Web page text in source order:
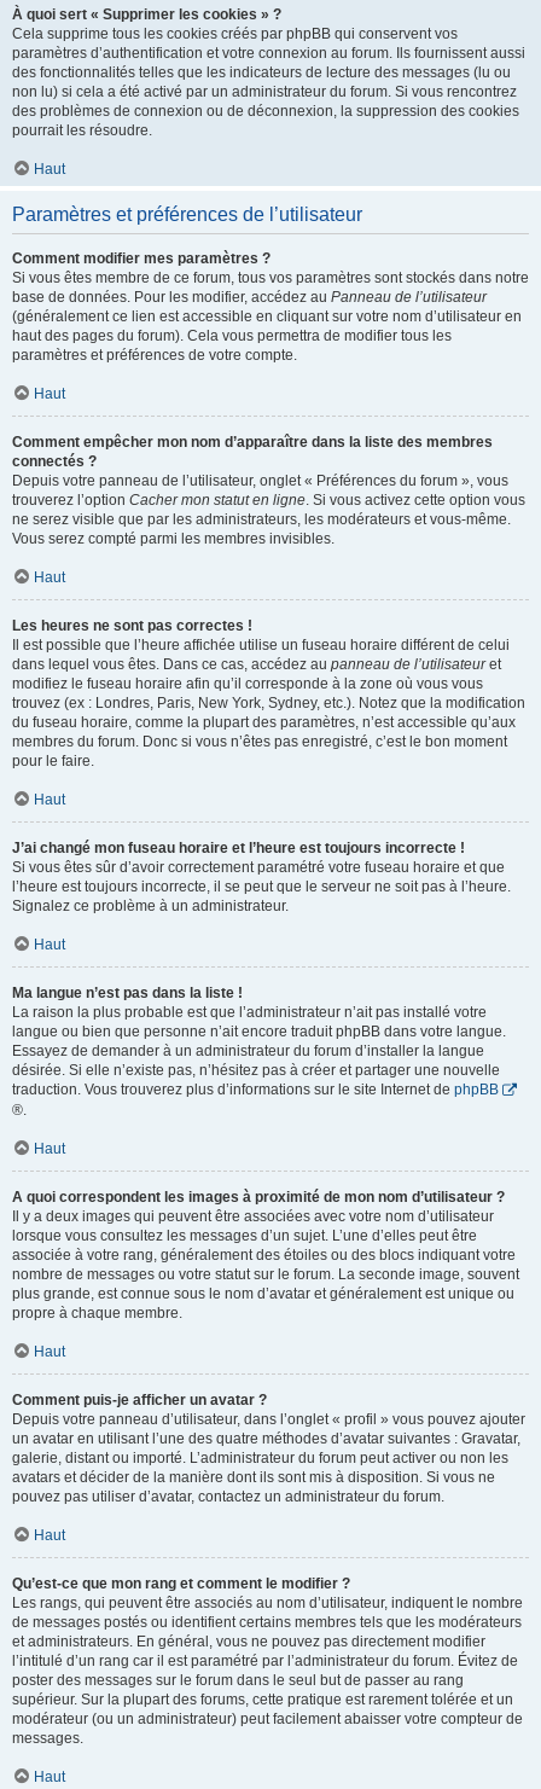
À quoi sert « Supprimer les cookies » ?
Cela supprime tous les cookies créés par phpBB qui conservent vos
paramètres d’authentification et votre connexion au forum. Ils fournissent aussi
des fonctionnalités telles que les indicateurs de lecture des messages (lu ou
non lu) si cela a été activé par un administrateur du forum. Si vous rencontrez
des problèmes de connexion ou de déconnexion, la suppression des cookies
pourrait les résoudre.
Haut
Paramètres et préférences de l’utilisateur
Comment modifier mes paramètres ?
Si vous êtes membre de ce forum, tous vos paramètres sont stockés dans notre
base de données. Pour les modifier, accédez au Panneau de l’utilisateur
(généralement ce lien est accessible en cliquant sur votre nom d’utilisateur en
haut des pages du forum). Cela vous permettra de modifier tous les
paramètres et préférences de votre compte.
Haut
Comment empêcher mon nom d’apparaître dans la liste des membres
connectés ?
Depuis votre panneau de l’utilisateur, onglet « Préférences du forum », vous
trouverez l’option Cacher mon statut en ligne. Si vous activez cette option vous
ne serez visible que par les administrateurs, les modérateurs et vous-même.
Vous serez compté parmi les membres invisibles.
Haut
Les heures ne sont pas correctes !
Il est possible que l’heure affichée utilise un fuseau horaire différent de celui
dans lequel vous êtes. Dans ce cas, accédez au panneau de l’utilisateuret
modifiez le fuseau horaire afin qu’il corresponde à la zone où vous vous
trouvez (ex : Londres, Paris, New York, Sydney, etc.). Notez que la modification
du fuseau horaire, comme la plupart des paramètres, n’est accessible qu’aux
membres du forum. Donc si vous n’êtes pas enregistré, c’est le bon moment
pour le faire.
Haut
J’ai changé mon fuseau horaire et l’heure est toujours incorrecte !
Si vous êtes sûr d’avoir correctement paramétré votre fuseau horaire et que
l’heure est toujours incorrecte, il se peut que le serveur ne soit pas à l’heure.
Signalez ce problème à un administrateur.
Haut
Ma langue n’est pas dans la liste !
La raison la plus probable est que l’administrateur n’ait pas installé votre
langue ou bien que personne n’ait encore traduit phpBB dans votre langue.
Essayez de demander à un administrateur du forum d’installer la langue
désirée. Si elle n’existe pas, n’hésitez pas à créer et partager une nouvelle
traduction. Vous trouverez plus d’informations sur le site Internet de phpBB
®.
Haut
A quoi correspondent les images à proximité de mon nom d’utilisateur ?
Il y a deux images qui peuvent être associées avec votre nom d’utilisateur
lorsque vous consultez les messages d’un sujet. L’une d’elles peut être
associée à votre rang, généralement des étoiles ou des blocs indiquant votre
nombre de messages ou votre statut sur le forum. La seconde image, souvent
plus grande, est connue sous le nom d’avatar et généralement est unique ou
propre à chaque membre.
Haut
Comment puis-je afficher un avatar ?
Depuis votre panneau d’utilisateur, dans l’onglet « profil » vous pouvez ajouter
un avatar en utilisant l’une des quatre méthodes d’avatar suivantes : Gravatar,
galerie, distant ou importé. L’administrateur du forum peut activer ou non les
avatars et décider de la manière dont ils sont mis à disposition. Si vous ne
pouvez pas utiliser d’avatar, contactez un administrateur du forum.
Haut
Qu’est-ce que mon rang et comment le modifier ?
Les rangs, qui peuvent être associés au nom d’utilisateur, indiquent le nombre
de messages postés ou identifient certains membres tels que les modérateurs
et administrateurs. En général, vous ne pouvez pas directement modifier
l’intitulé d’un rang car il est paramétré par l’administrateur du forum. Évitez de
poster des messages sur le forum dans le seul but de passer au rang
supérieur. Sur la plupart des forums, cette pratique est rarement tolérée et un
modérateur (ou un administrateur) peut facilement abaisser votre compteur de
messages.
Haut